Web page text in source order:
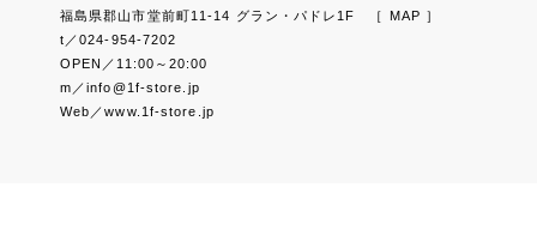
福島県郡山市堂前町11-14 グラン・パドレ1F
［ MAP ］
t／024-954-7202
OPEN／11:00～20:00
m／info@1f-store.jp
Web／www.1f-store.jp